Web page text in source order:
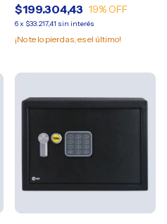
$199.304,43 19% OFF
6x $33.217,41 sin interés
¡No te lo pierdas, es el último!